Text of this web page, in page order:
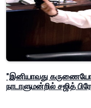
"இனியாவது
நாடாளுமன்றில் சஜித்